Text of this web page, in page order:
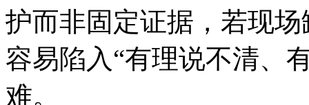
护而非固定证据，若现
容易陷入“有理说不清、
难。